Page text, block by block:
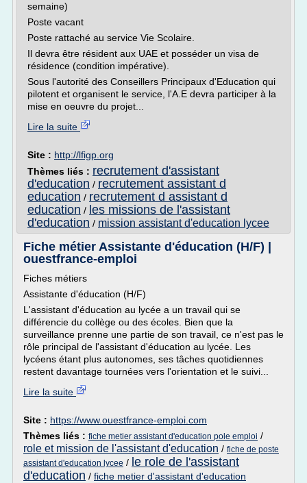
semaine)
Poste vacant
Poste rattaché au service Vie Scolaire.
Il devra être résident aux UAE et posséder un visa de
résidence (condition impérative).
Sous l'autorité des Conseillers Principaux d'Education qui
pilotent et organisent le service, l'A.E devra participer à la
mise en oeuvre du projet...
Lire la suite
Site : http://lfigp.org
Thèmes liés : recrutement d'assistant
d'education / recrutement assistant d
education / recrutement d assistant d
education / les missions de l'assistant
d'education / mission assistant d'education lycee
Fiche métier Assistante d'éducation (H/F) |
ouestfrance-emploi
Fiches métiers
Assistante d'éducation (H/F)
L'assistant d'éducation au lycée a un travail qui se
différencie du collège ou des écoles. Bien que la
surveillance prenne une partie de son travail, ce n'est pas le
rôle principal de l'assistant d'éducation au lycée. Les
lycéens étant plus autonomes, ses tâches quotidiennes
restent davantage tournées vers l'orientation et le suivi...
Lire la suite
Site : https://www.ouestfrance-emploi.com
Thèmes liés : fiche metier assistant d'education pole emploi /
role et mission de l'assistant d'education / fiche de poste
assistant d'education lycee / le role de l'assistant
d'education / fiche metier d'assistant d'education